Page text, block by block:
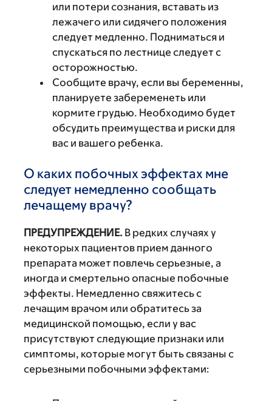
или потери сознания, вставать из
лежачего или сидячего положения
следует медленно. Подниматься и
спускаться по лестнице следует с
осторожностью.
Сообщите врачу, если вы беременны,
планируете забеременеть или
кормите грудью. Необходимо будет
обсудить преимущества и риски для
вас и вашего ребенка.
О каких побочных эффектах мне
следует немедленно сообщать
лечащему врачу?
ПРЕДУПРЕЖДЕНИЕ. В редких случаях у
некоторых пациентов прием данного
препарата может повлечь серьезные, а
иногда и смертельно опасные побочные
эффекты. Немедленно свяжитесь с
лечащим врачом или обратитесь за
медицинской помощью, если у вас
присутствуют следующие признаки или
симптомы, которые могут быть связаны с
серьезными побочными эффектами: